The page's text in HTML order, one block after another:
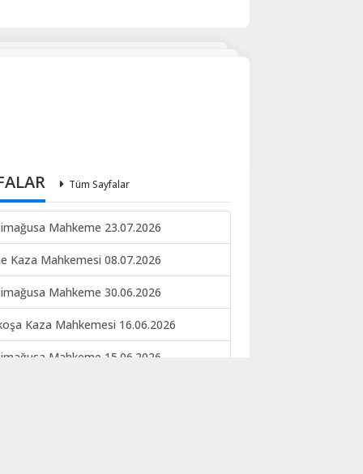
Tüm Sayfalar
Mahkeme 23.07.2026
Kaza Mahkemesi 08.07.2026
Mahkeme 30.06.2026
Kaza Mahkemesi 16.06.2026
Mahkeme 15.06.2026